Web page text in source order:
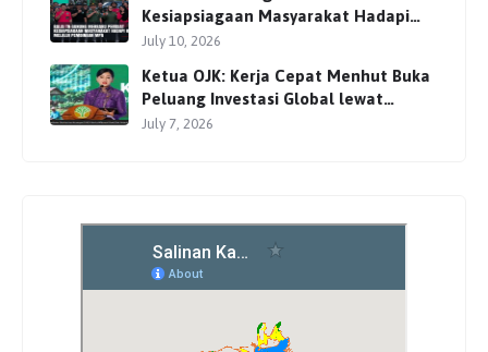
Kesiapsiagaan Masyarakat Hadapi
Karhutla Melalui Pembinaan MPA
July 10, 2026
Ketua OJK: Kerja Cepat Menhut Buka
Peluang Investasi Global lewat
Perdagangan Karbon
July 7, 2026